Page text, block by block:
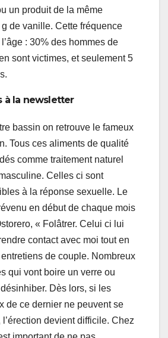
un produit de la même
de vanille. Cette fréquence
: 30% des hommes de
sont victimes, et seulement 5
à la newsletter
bassin on retrouve le fameux
Tous ces aliments de qualité
comme traitement naturel
Celles ci sont
à la réponse sexuelle. Le
en début de chaque mois
« Folâtrer. Celui ci lui
contact avec moi tout en
de couple. Nombreux
qui vont boire un verre ou
Dès lors, si les
de ce dernier ne peuvent se
devient difficile. Chez